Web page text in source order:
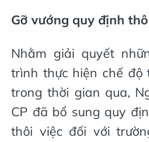
Gỡ vướng quy định
Nhằm giải quyết
trình thực hiện chế độ
trong thời gian qua,
CP đã bổ sung quy
thôi việc đối với